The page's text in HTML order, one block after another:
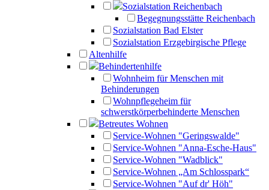
Sozialstation Reichenbach
Begegnungsstätte Reichenbach
Sozialstation Bad Elster
Sozialstation Erzgebirgische Pflege
Altenhilfe
Behindertenhilfe
Wohnheim für Menschen mit
Behinderungen
Wohnpflegeheim für
schwerstkörperbehinderte Menschen
Betreutes Wohnen
Service-Wohnen "Geringswalde"
Service-Wohnen "Anna-Esche-Haus"
Service-Wohnen "Wadblick"
Service-Wohnen „Am Schlosspark“
Service-Wohnen "Auf dr' Höh"